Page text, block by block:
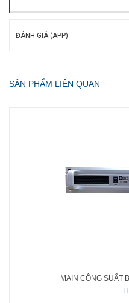
ĐÁNH GIÁ (APP)
SẢN PHẨM LIÊN QUAN
MAIN CÔNG SUẤT